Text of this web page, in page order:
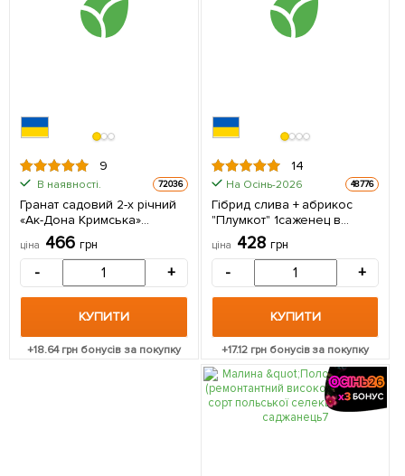
9
В наявності. 72036
Гранат садовий 2-х річний
«Ак-Дона Кримська»
(висота саджанця 40-60см)
1 саджанець в упаковці
ціна 466 грн
- +
КУПИТИ
+18.64грн бонусів за покупку
14
На Осінь-2026 48776
Гібрид слива + абрикос
"Плумкот" 1саженец в
упаковці. 1 саджанець в
упаковці
ціна 428 грн
- +
КУПИТИ
+17.12грн бонусів за покупку